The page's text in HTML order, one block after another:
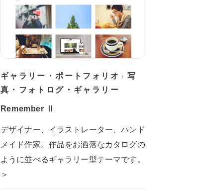
ギャラリー・ポートフォリオ /写
真・フォトログ・ギャラリー
Remember Ⅱ
デザイナー、イラストレーター、ハンド
メイド作家。作品をお洒落なカタログの
ように並べるギャラリー型テーマです。
＞